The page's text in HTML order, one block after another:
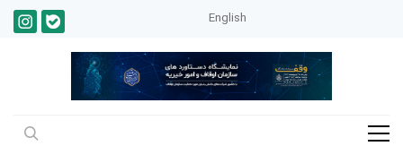
English